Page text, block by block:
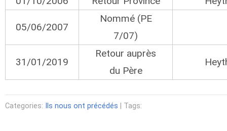
05/06/2007
Nommé (PE
7/07)
31/01/2019
Retour auprès
du Père
Categories: Ils nous ont précédés | Tags: